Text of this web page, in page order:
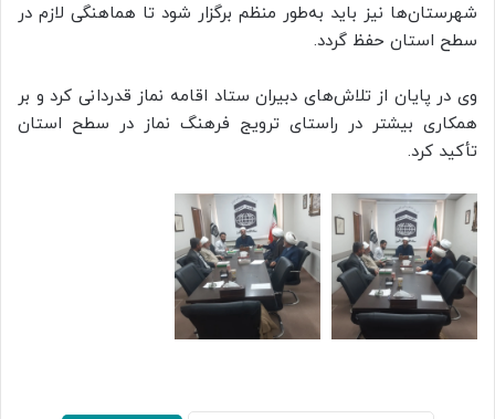
شهرستان‌ها نیز باید به‌طور منظم برگزار شود تا هماهنگی لازم در
سطح استان حفظ گردد.
وی در پایان از تلاش‌های دبیران ستاد اقامه نماز قدردانی کرد و بر
همکاری بیشتر در راستای ترویج فرهنگ نماز در سطح استان
تأکید کرد.